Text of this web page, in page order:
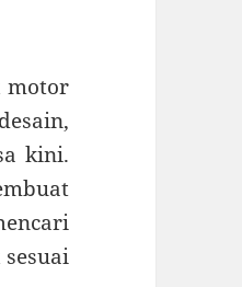
motor
kini.